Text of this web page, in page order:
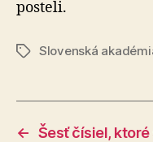
posteli.
ZnačkySlovenská
← Šesť čísiel,